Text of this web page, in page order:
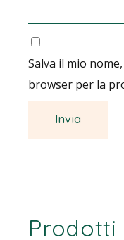
Salva il mio
browser per la